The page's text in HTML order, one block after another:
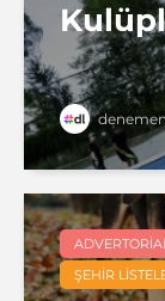
ŞEHIR